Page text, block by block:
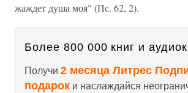
жаждет душа моя" (Пс. 62, 2).
Более 800 000 книг и
Получи 2 месяца Литрес
подарок и наслаждайся